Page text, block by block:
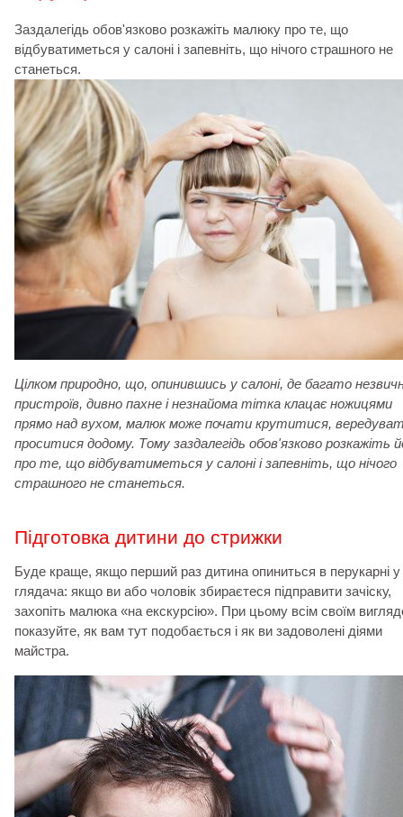
Заздалегідь обов'язково розкажіть малюку про те, що
відбуватиметься у салоні і запевніть, що нічого страшного не
станеться.
Цілком природно, що, опинившись у салоні, де багато
пристроїв, дивно пахне і незнайома тітка клацає ножицями
прямо над вухом, малюк може почати крутитися,
проситися додому. Тому заздалегідь обов'язково розкажіть
про те, що відбуватиметься у салоні і запевніть, що нічого
страшного не станеться.
Підготовка дитини до стрижки
Буде краще, якщо перший раз дитина опиниться в перукарні у
глядача: якщо ви або чоловік збираєтеся підправити зачіску,
захопіть малюка «на екскурсію». При цьому всім своїм
показуйте, як вам тут подобається і як ви задоволені діями
майстра.